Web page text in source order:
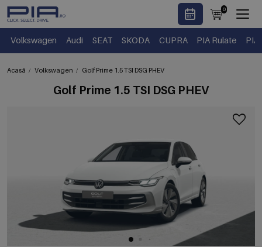
0
Volkswagen Audi SEAT SKODA CUPRA PIA Rulate PIA
Acasă Volkswagen Golf Prime 1.5 TSI DSG PHEV
Golf Prime 1.5 TSI DSG PHEV